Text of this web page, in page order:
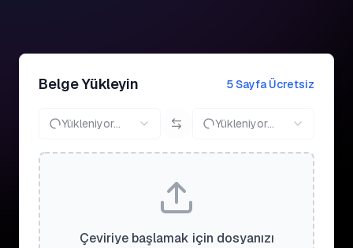
Belge Yükleyin 5 Sayfa Ücretsiz
Yükleniyor... Yükleniyor...
Çeviriye başlamak için dosyanızı